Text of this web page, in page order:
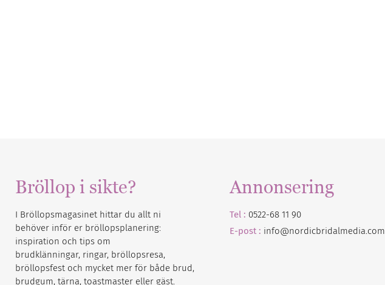
Bröllop i sikte?
I Bröllopsmagasinet hittar du allt ni
behöver inför er bröllopsplanering:
inspiration och tips om
brudklänningar, ringar, bröllopsresa,
bröllopsfest och mycket mer för både brud,
brudgum, tärna, toastmaster eller gäst.
Annonsering
Tel : 0522-68 11 90
E-post : info@nordicbridalmedia.com